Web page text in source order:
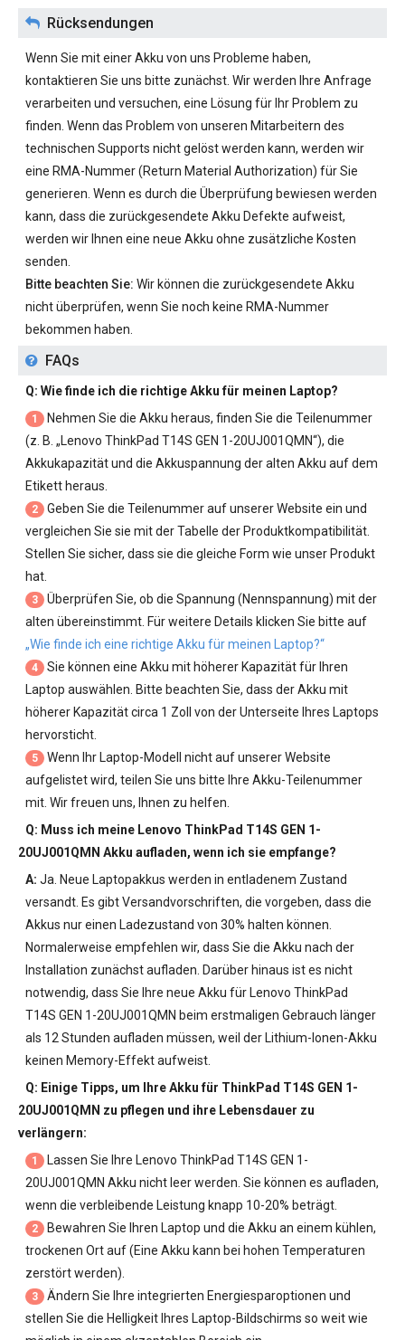
Rücksendungen
Wenn Sie mit einer Akku von uns Probleme haben,
kontaktieren Sie uns bitte zunächst. Wir werden Ihre Anfrage
verarbeiten und versuchen, eine Lösung für Ihr Problem zu
finden. Wenn das Problem von unseren Mitarbeitern des
technischen Supports nicht gelöst werden kann, werden wir
eine RMA-Nummer (Return Material Authorization) für Sie
generieren. Wenn es durch die Überprüfung bewiesen werden
kann, dass die zurückgesendete Akku Defekte aufweist,
werden wir Ihnen eine neue Akku ohne zusätzliche Kosten
senden.
Bitte beachten Sie: Wir können die zurückgesendete Akku
nicht überprüfen, wenn Sie noch keine RMA-Nummer
bekommen haben.
FAQs
Q: Wie finde ich die richtige Akku für meinen Laptop?
1
Nehmen Sie die Akku heraus, finden Sie die Teilenummer
(z. B. „Lenovo ThinkPad T14S GEN 1-20UJ001QMN“), die
Akkukapazität und die Akkuspannung der alten Akku auf dem
Etikett heraus.
2
Geben Sie die Teilenummer auf unserer Website ein und
vergleichen Sie sie mit der Tabelle der Produktkompatibilität.
Stellen Sie sicher, dass sie die gleiche Form wie unser Produkt
hat.
3
Überprüfen Sie, ob die Spannung (Nennspannung) mit der
alten übereinstimmt. Für weitere Details klicken Sie bitte auf
„Wie finde ich eine richtige Akku für meinen Laptop?“
4
Sie können eine Akku mit höherer Kapazität für Ihren
Laptop auswählen. Bitte beachten Sie, dass der Akku mit
höherer Kapazität circa 1 Zoll von der Unterseite Ihres Laptops
hervorsticht.
5
Wenn Ihr Laptop-Modell nicht auf unserer Website
aufgelistet wird, teilen Sie uns bitte Ihre Akku-Teilenummer
mit. Wir freuen uns, Ihnen zu helfen.
Q: Muss ich meine Lenovo ThinkPad T14S GEN 1-
20UJ001QMN Akku aufladen, wenn ich sie empfange?
A: Ja. Neue Laptopakkus werden in entladenem Zustand
versandt. Es gibt Versandvorschriften, die vorgeben, dass die
Akkus nur einen Ladezustand von 30% halten können.
Normalerweise empfehlen wir, dass Sie die Akku nach der
Installation zunächst aufladen. Darüber hinaus ist es nicht
notwendig, dass Sie Ihre neue Akku für Lenovo ThinkPad
T14S GEN 1-20UJ001QMN beim erstmaligen Gebrauch länger
als 12 Stunden aufladen müssen, weil der Lithium-Ionen-Akku
keinen Memory-Effekt aufweist.
Q: Einige Tipps, um IhreAkku für ThinkPad T14S GEN 1-
20UJ001QMN zu pflegen und ihre Lebensdauer zu
verlängern:
1 Lassen Sie Ihre Lenovo ThinkPad T14S GEN 1-
20UJ001QMN Akku nicht leer werden. Sie können es aufladen,
wenn die verbleibende Leistung knapp 10-20% beträgt.
2
Bewahren Sie Ihren Laptop und die Akku an einem kühlen,
trockenen Ort auf (Eine Akku kann bei hohen Temperaturen
zerstört werden).
3
Ändern Sie Ihre integrierten Energiesparoptionen und
stellen Sie die Helligkeit Ihres Laptop-Bildschirms so weit wie